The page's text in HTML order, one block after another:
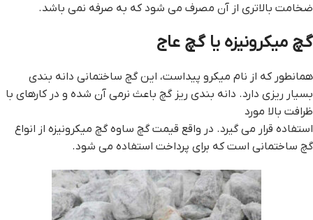
ضخامت بالاتری از آن مصرف می شود که به صرفه نمی باشد.
گچ میکرونیزه یا گچ عاج
همانطور که از نام میکرو پیداست، این گچ ساختمانی دانه بندی
بسیار ریزی دارد. دانه بندی ریز گچ باعث نرمی آن شده و در کارهای با
ظرافت بالا مورد
استفاده قرار می گیرد. در واقع قيمت گچ ساوه گچ میکرونیزه از انواع
گچ ساختمانی است که برای پرداخت استفاده می شود.